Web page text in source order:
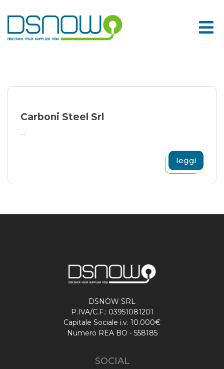
to
content
Carboni Steel Srl
...
leggi
DSNOW SRL
P.IVA/C.F.: 03951081201
Capitale Sociale i.v. 10.000€
Numero REA BO - 558185
SOCIAL